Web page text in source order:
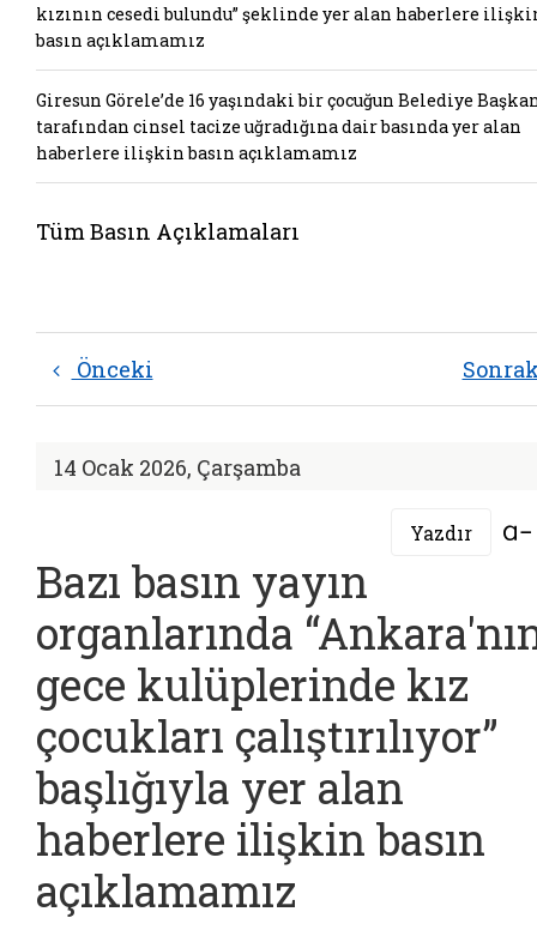
kızının cesedi bulundu” şeklinde yer alan haberlere
basın açıklamamız
Giresun Görele’de 16 yaşındaki bir çocuğun Belediye
tarafından cinsel tacize uğradığına dair basında yer alan
haberlere ilişkin basın açıklamamız
Tüm Basın Açıklamaları
Önceki
14 Ocak 2026, Çarşamba
Yazdır
Bazı basın yayın
organlarında
gece kulüplerinde kız
çocukları çalıştırılıyor”
başlığıyla yer alan
haberlere ilişkin basın
açıklamamız